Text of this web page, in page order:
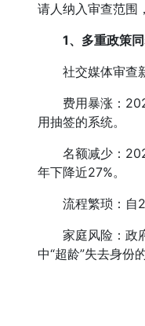
请人纳入审查范围
1、 多重政策
社交媒体审查新
费用暴涨：2025
用抽签的系统。
名额减少：2026
年下降近27%。
流程繁琐：自
家庭风险：政府
中“超龄”失去身份